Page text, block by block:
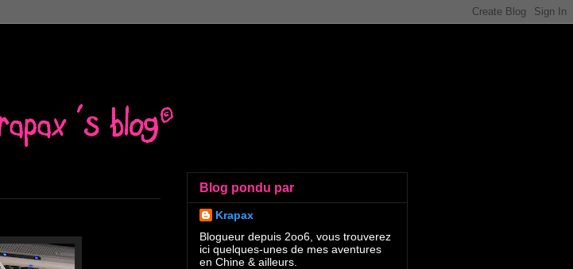
Blog pondu par
Krapax
Blogueur depuis 2oo6, vous trouverez
ici quelques-unes de mes aventures
en Chine & ailleurs.